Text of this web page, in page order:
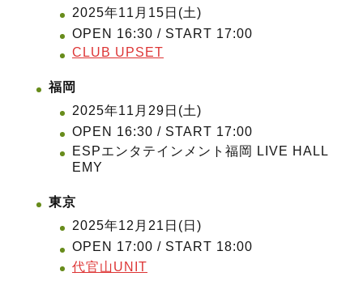
2025年11月15日(土)
OPEN 16:30 / START 17:00
CLUB UPSET
福岡
2025年11月29日(土)
OPEN 16:30 / START 17:00
ESPエンタテインメント福岡 LIVE HALL
EMY
東京
2025年12月21日(日)
OPEN 17:00 / START 18:00
代官山UNIT